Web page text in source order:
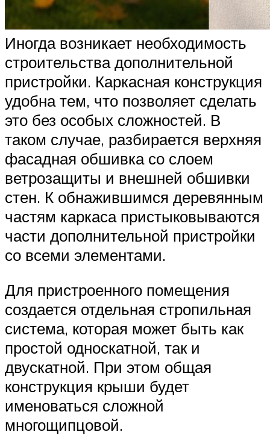
Иногда возникает необходимость
строительства дополнительной
пристройки. Каркасная конструкция
удобна тем, что позволяет сделать
это без особых сложностей. В
таком случае, разбирается верхняя
фасадная обшивка со слоем
ветрозащиты и внешней обшивки
стен. К обнажившимся деревянным
частям каркаса пристыковываются
части дополнительной пристройки
со всеми элементами.
Для пристроенного помещения
создается отдельная стропильная
система, которая может быть как
простой односкатной, так и
двускатной. При этом общая
конструкция крыши будет
именоваться сложной
многощипцовой.